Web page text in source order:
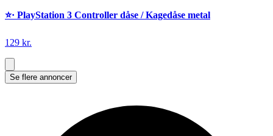
⭐️· PlayStation 3 Controller dåse / Kagedåse metal
129 kr.
Se flere annoncer